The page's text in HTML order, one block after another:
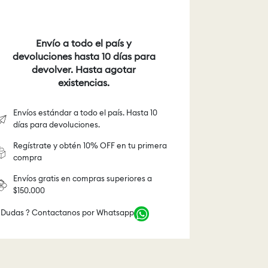
Envío a todo el país y
devoluciones hasta 10 días para
devolver. Hasta agotar
existencias.
Envíos estándar a todo el país. Hasta 10
días para devoluciones.
Regístrate y obtén 10% OFF en tu primera
compra
Envíos gratis en compras superiores a
$150.000
Dudas ? Contactanos por Whatsapp